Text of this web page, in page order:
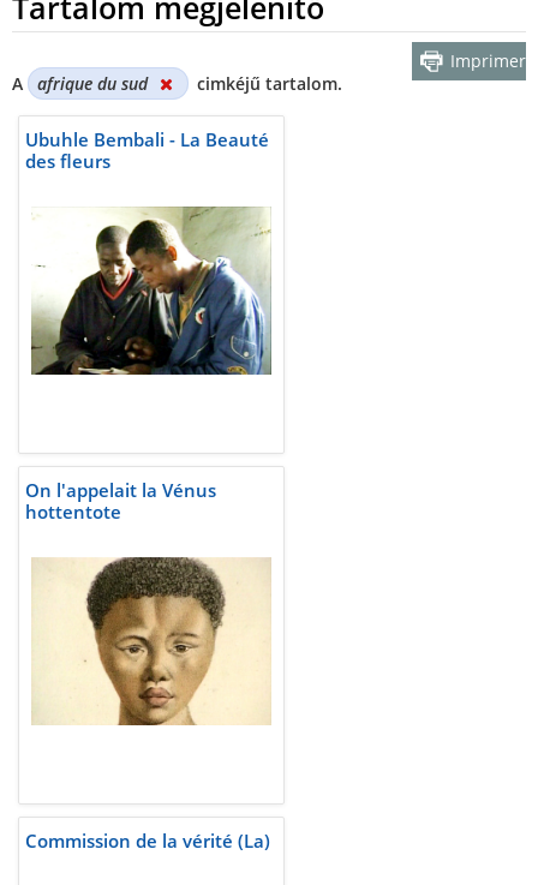
A afrique du sud cimkéjű tartalom.
Imprimer
Ubuhle Bembali - La Beauté
des fleurs
On l'appelait la Vénus
hottentote
Commission de la vérité (La)